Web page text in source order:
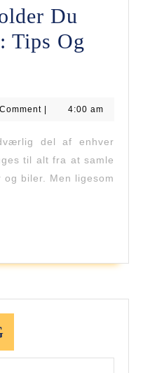
Du
Tips Og
| 4:00 am
del af enhver
til alt fra at samle
biler. Men ligesom